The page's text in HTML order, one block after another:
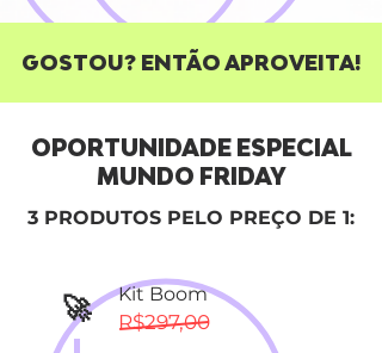
GOSTOU? ENTÃO APROVEITA!
OPORTUNIDADE ESPECIAL
MUNDO FRIDAY
3 PRODUTOS PELO PREÇO DE 1:
🚀 Kit Boom
R$297,00